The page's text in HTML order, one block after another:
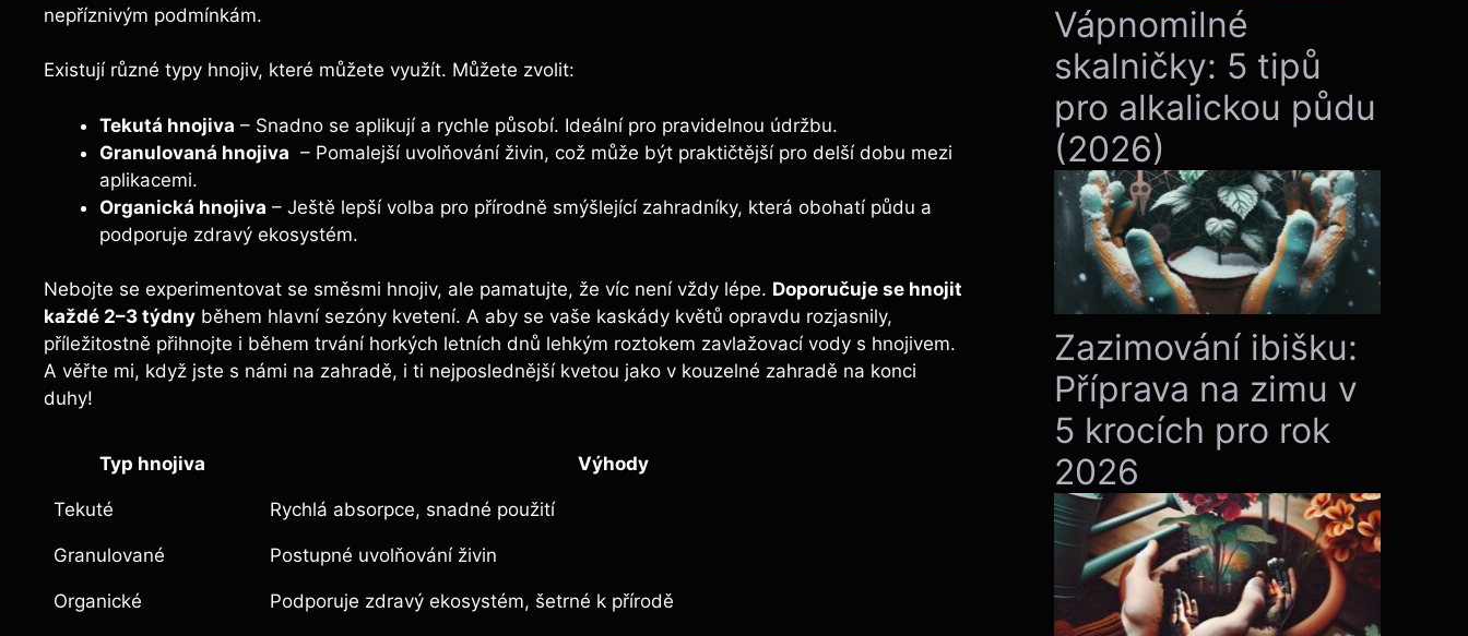
nepříznivým podmínkám.
Existují různé typy hnojiv,‌ které můžete využít. Můžete zvolit:
Tekutá hnojiva – ‌Snadno se aplikují a ​rychle působí. ⁣Ideální pro pravidelnou údržbu.
Granulovaná‍ hnojiva ‌ – Pomalejší uvolňování živin, ⁣což může být praktičtější pro delší dobu mezi
aplikacemi.
Organická hnojiva – Ještě lepší volba pro přírodně smýšlející zahradníky, která obohatí půdu a
podporuje zdravý ekosystém.
Nebojte se experimentovat se směsmi hnojiv, ale pamatujte, že víc ⁢není vždy lépe. Doporučuje se hnojit
každé 2–3 týdny ​během hlavní‌ sezóny kvetení. A aby se vaše kaskády květů opravdu rozjasnily,
příležitostně přihnojte i během​ trvání horkých letních dnů lehkým roztokem zavlažovací vody s hnojivem.
A věřte mi, když jste s námi na zahradě, i ti nejposlednější kvetou jako v kouzelné zahradě na konci
duhy!
Typ ‌hnojiva Výhody
Tekuté Rychlá absorpce, snadné použití
Granulované Postupné ⁤uvolňování živin
Organické Podporuje zdravý ekosystém, šetrné k přírodě
Vápnomilné
skalničky: 5 tipů
pro alkalickou půdu
(2026)
Zazimování ibišku:
Příprava na zimu v
5 krocích pro rok
2026